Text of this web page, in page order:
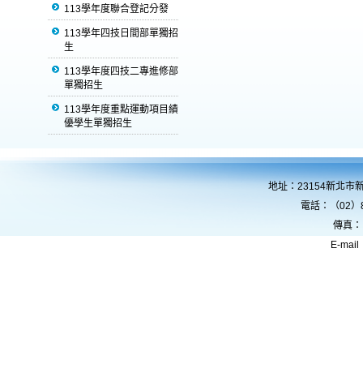
113學年度聯合登記分發
113學年四技日間部單獨招
生
113學年度四技二專進修部
單獨招生
113學年度重點運動項目績
優學生單獨招生
地址：23154新北市
電話：（02
傳真
E-mail